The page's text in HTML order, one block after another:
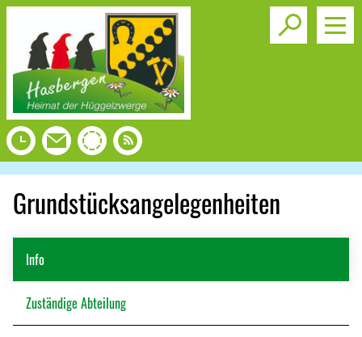
Toggle
Grundstücksangelegenheiten
Info
Zuständige Abteilung